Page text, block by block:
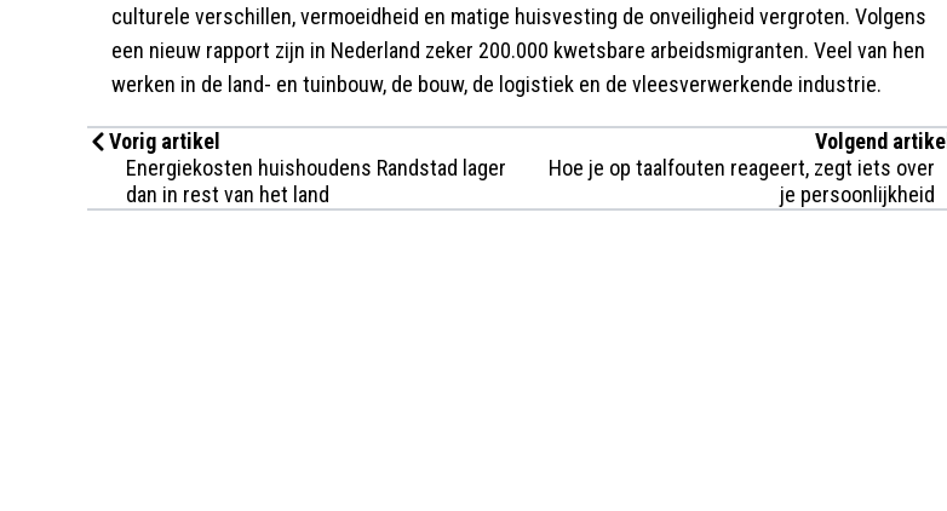
culturele verschillen, vermoeidheid en matige huisvesting de onveiligheid vergroten. Volgens
een nieuw rapport zijn in Nederland zeker 200.000 kwetsbare arbeidsmigranten. Veel van hen
werken in de land- en tuinbouw, de bouw, de logistiek en de vleesverwerkende industrie.
Vorig artikel
Energiekosten huishoudens Randstad lager
dan in rest van het land
Volgend artikel
Hoe je op taalfouten reageert, zegt iets over
je persoonlijkheid